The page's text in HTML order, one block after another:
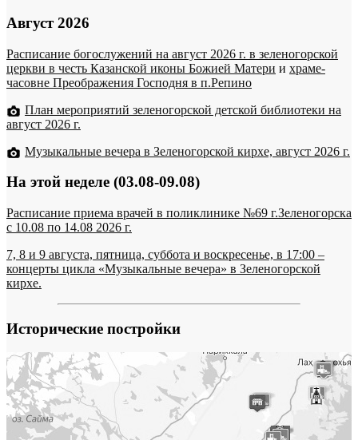
Август 2026
Расписание богослужений на август 2026 г. в зеленогорской
церкви в честь Казанской иконы Божией Матери и храме-
часовне Преображения Господня в п.Репино
План мероприятий зеленогорской детской библиотеки на
август 2026 г.
Музыкальные вечера в Зеленогорской кирхе, август 2026 г.
На этой неделе (03.08-09.08)
Расписание приема врачей в поликлинике №69 г.Зеленогорска
c 10.08 по 14.08 2026 г.
7, 8 и 9 августа, пятница, суббота и воскресенье, в 17:00 –
концерты цикла «Музыкальные вечера» в Зеленогорской
кирхе.
Исторические постройки